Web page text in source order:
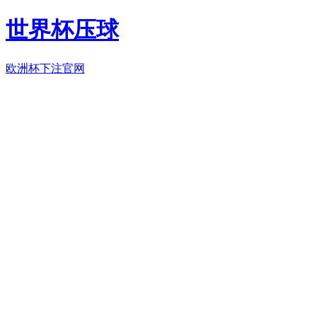
世界杯压球
欧洲杯下注官网